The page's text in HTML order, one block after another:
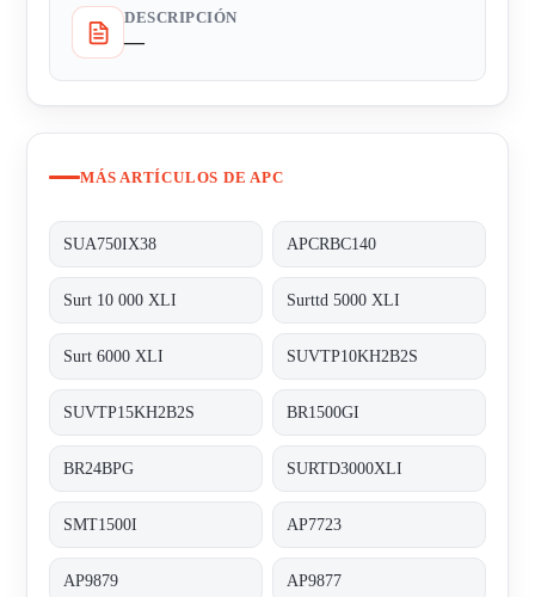
DESCRIPCIÓN
—
MÁS ARTÍCULOS DE APC
SUA750IX38 APCRBC140
Surt 10 000 XLI Surttd 5000 XLI
Surt 6000 XLI SUVTP10KH2B2S
SUVTP15KH2B2S BR1500GI
BR24BPG SURTD3000XLI
SMT1500I AP7723
AP9879 AP9877